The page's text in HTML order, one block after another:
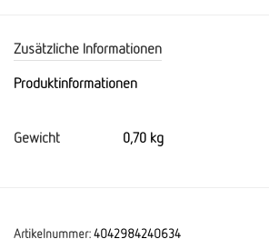
Zusätzliche Informationen
Produktinformationen
Gewicht 0,70 kg
Artikelnummer:4042984240634